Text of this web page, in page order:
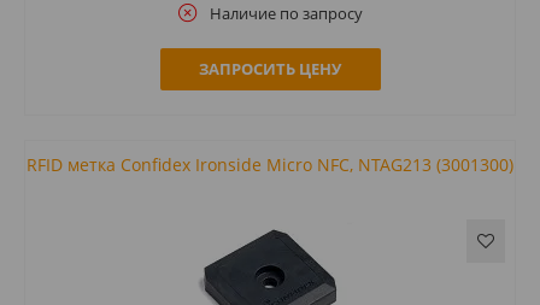
Наличие по запросу
ЗАПРОСИТЬ ЦЕНУ
RFID метка Confidex Ironside Micro NFC, NTAG213 (3001300)